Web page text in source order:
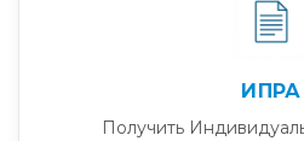
ИПРА
Получить